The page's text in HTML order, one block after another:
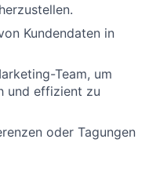
Kundendaten in
Team, um
und effizient zu
oder Tagungen